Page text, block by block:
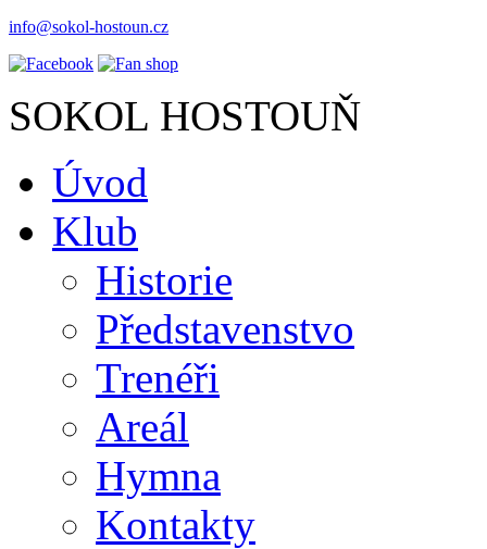
info@sokol-hostoun.cz
SOKOL HOSTOUŇ
Úvod
Klub
Historie
Představenstvo
Trenéři
Areál
Hymna
Kontakty